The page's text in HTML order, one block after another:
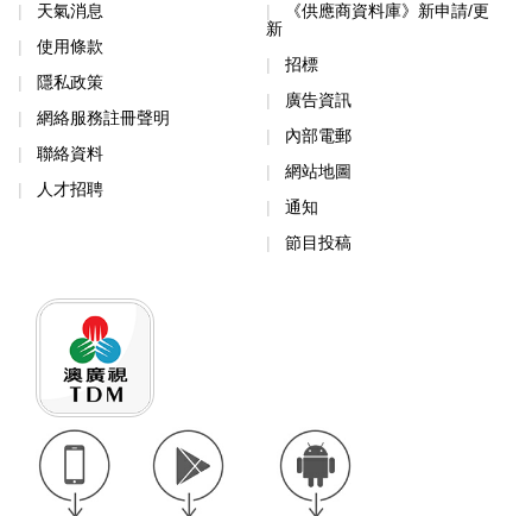
天氣消息
使用條款
隱私政策
網絡服務註冊聲明
聯絡資料
人才招聘
《供應商資料庫》新申請/更
新
招標
廣告資訊
內部電郵
網站地圖
通知
節目投稿